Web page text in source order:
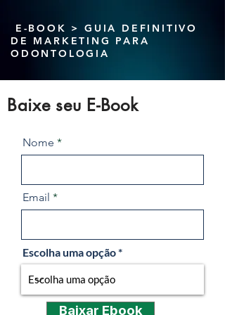
E-BOOK > GUIA DEFINITIVO
DE MARKETING PARA
ODONTOLOGIA
Baixe seu E-Book
Nome
Email
Escolha uma opção
Baixar Ebook